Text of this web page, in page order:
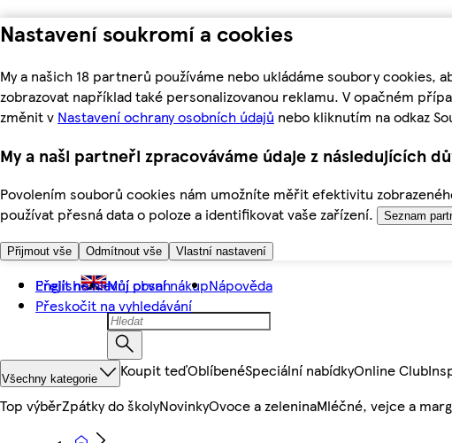
Nastavení soukromí a cookies
My a našich 18 partnerů používáme nebo ukládáme soubory
zobrazovat například také personalizovanou reklamu. V opačném
změnit v Nastavení ochrany osobních údajů nebo kliknutím na odkaz
My a naši partneři zpracováváme údaje z následujících
Povolením souborů cookies nám umožníte měřit efektivitu
používat přesná data o poloze a identifikovat vaše zařízení.
Seznam
Přijmout vše Odmítnout vše Vlastní nastavení
Přejít na hlavní obsah
Přeskočit na vyhledávání
English Můj první nákupNápověda
Všechny kategorie Koupit teďOblíbenéSpeciální nabídkyOnline Club
Top výběrZpátky do školyNovinkyOvoce a zeleninaMléčné, vejce a